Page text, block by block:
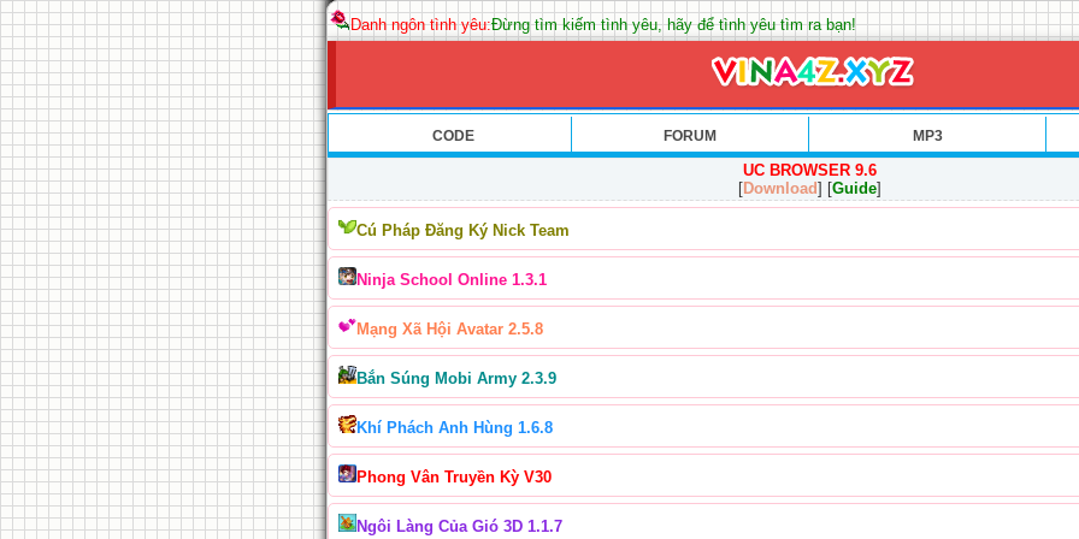
Danh ngôn tình yêu:Đừng tìm kiếm tình yêu, hãy để tình yêu tìm ra bạn!
CODE FORUM MP3
UC BROWSER 9.6
[Download] [Guide]
Cú Pháp Đăng Ký Nick Team
Ninja School Online 1.3.1
Mạng Xã Hội Avatar 2.5.8
Bắn Súng Mobi Army 2.3.9
Khí Phách Anh Hùng 1.6.8
Phong Vân Truyền Kỳ V30
Ngôi Làng Của Gió 3D 1.1.7